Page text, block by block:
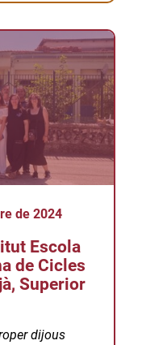
de 2024
Escola
de Cicles
Superior
dijous